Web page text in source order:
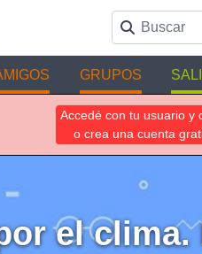
GRUPOS
Accedé con tu usuario y
o crea una cuenta
el